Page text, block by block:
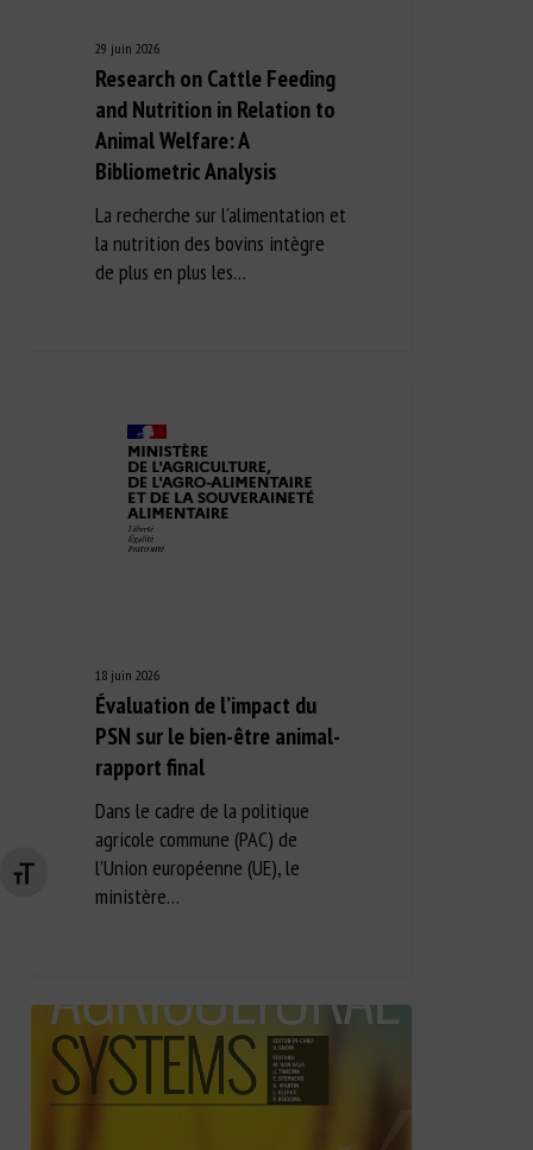
Changer la taille de la police
29 juin 2026
Research on Cattle Feeding
and Nutrition in Relation to
Animal Welfare: A
Bibliometric Analysis
La recherche sur l'alimentation et
la nutrition des bovins intègre
de plus en plus les…
18 juin 2026
Évaluation de l’impact du
PSN sur le bien-être animal-
rapport final
Dans le cadre de la politique
agricole commune (PAC) de
l’Union européenne (UE), le
ministère…